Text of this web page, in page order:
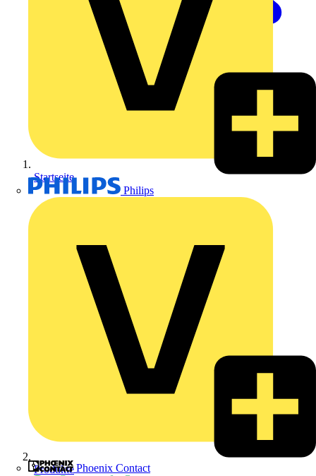
Philips
Phoenix Contact
Startseite
Produkte